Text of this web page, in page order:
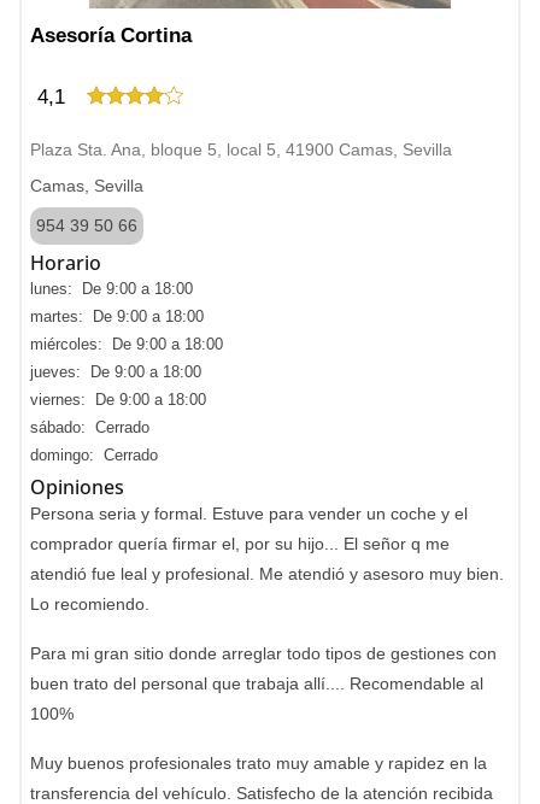
Asesoría Cortina
4,1
Plaza Sta. Ana, bloque 5, local 5, 41900 Camas, Sevilla
Camas, Sevilla
954 39 50 66
Horario
lunes: De 9:00 a 18:00
martes: De 9:00 a 18:00
miércoles: De 9:00 a 18:00
jueves: De 9:00 a 18:00
viernes: De 9:00 a 18:00
sábado: Cerrado
domingo: Cerrado
Opiniones
Persona seria y formal. Estuve para vender un coche y el
comprador quería firmar el, por su hijo... El señor q me
atendió fue leal y profesional. Me atendió y asesoro muy bien.
Lo recomiendo.
Para mi gran sitio donde arreglar todo tipos de gestiones con
buen trato del personal que trabaja allí.... Recomendable al
100%
Muy buenos profesionales trato muy amable y rapidez en la
transferencia del vehículo. Satisfecho de la atención recibida